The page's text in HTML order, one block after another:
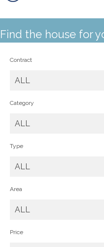
Find the house for
Contract
ALL
Category
ALL
Type
ALL
Area
ALL
Price